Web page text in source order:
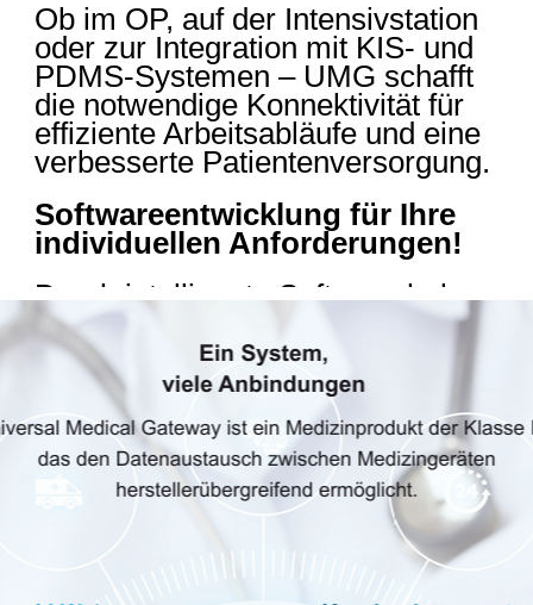
Ob im OP, auf der Intensivstation
oder zur Integration mit KIS- und
PDMS-Systemen – UMG schafft
die notwendige Konnektivität für
effiziente Arbeitsabläufe und eine
verbesserte Patientenversorgung.
Softwareentwicklung für Ihre
individuellen Anforderungen!
Durch intelligente Software heben
wir Ihr Medizinprodukt auf das
nächste Level
Mit mehr als 25 Jahren Erfahrung
im Bereich Medizintechnik
unterstützen wir Sie in Ihrem
Softwareprojekt.
Dabei begleiten wir Sie durch den
gesamten Prozess – von der
ersten Produktidee bis zur
lauffähigen Version.